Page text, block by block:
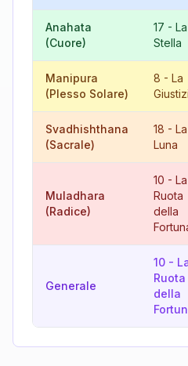
Anahata
(Cuore)
17 - La
Stella
Manipura
(Plesso Solare)
8 - La
Svadhishthana
(Sacrale)
18 - La
Luna
Muladhara
(Radice)
10 - La
Ruota
della
Generale
10 -
Ruota
della